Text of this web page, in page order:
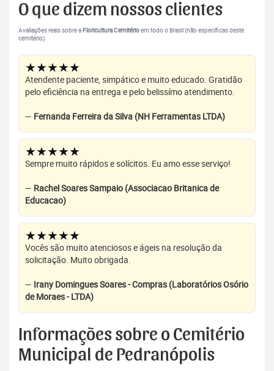
O que dizem nossos clientes
Avaliações reais sobre a Floricultura Cemitérioem todo o Brasil (não específicas deste
cemitério).
★★★★★
Atendente paciente, simpático e muito educado. Gratidão
pelo eficiência na entrega e pelo belissímo atendimento.
— Fernanda Ferreira da Silva (NH Ferramentas LTDA)
★★★★★
Sempre muito rápidos e solícitos. Eu amo esse serviço!
— Rachel Soares Sampaio (Associacao Britanica de
Educacao)
★★★★★
Vocês são muito atenciosos e ágeis na resolução da
solicitação. Muito obrigada.
— Irany Domingues Soares - Compras (Laboratórios Osório
de Moraes - LTDA)
Informações sobre o Cemitério
Municipal de Pedranópolis